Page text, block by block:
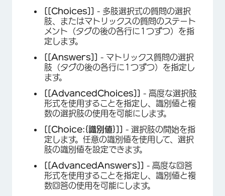
[[Choices]]
- 多肢選択式の質問の選択
肢、またはマトリックスの質問のステート
メント（タグの後の各行に1つずつ）を指
定します。
[[Answers]]
- マトリックス質問の選択
肢（タグの後の各行に1つずつ）を指定し
ます。
[[AdvancedChoices]]
- 高度な選択肢
形式を使用することを指定し、識別値と複
数の選択肢の使用を可能にします。
[[Choice:{識別値}]]
- 選択肢の開始を指
定します。任意の識別値を使用して、選択
肢の識別値を設定できます。
[[AdvancedAnswers]]
- 高度な回答
形式を使用することを指定し、識別値と複
数回答の使用を可能にします。